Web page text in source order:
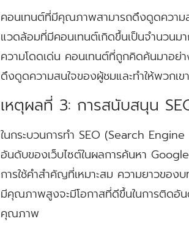
คอนเทนต์ที่มีคุณภาพสามารถดึงดูดควา
แวดล้อมที่มีคอนเทนต์เกิดขึ้นเป็นจำนวนม
ความโดดเด่น คอนเทนต์ที่ถูกคิดค้นมาอย่า
ดึงดูดความสนใจของผู้ชมและทำให้พวกเ
เหตุผลที่ 3: การสนับสนุน
ในกระบวนการทำ SEO (Search
อันดับของเว็บไซต์ในผลการค้นหา
การใช้คำสำคัญที่เหมาะสม ความยาวขอ
มีคุณภาพสูงจะมีโอกาสที่ดีขึ้นในการติดอัน
คุณภาพ